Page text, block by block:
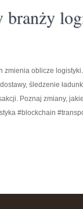
zmienia oblicze
śledzenie
Poznaj zmiany,
#blockchain